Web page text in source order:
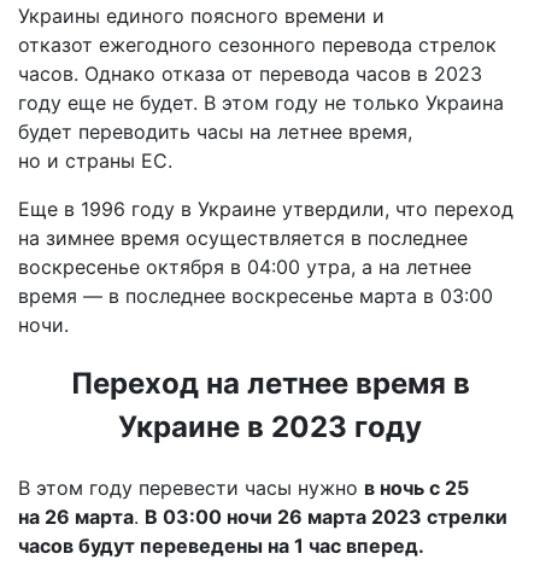
Украины единого поясного времени и
отказот ежегодного сезонного перевода стрелок
часов. Однако отказа от перевода часов в 2023
году еще не будет. В этом году не только Украина
будет переводить часы на летнее время,
но и страны ЕС.
Еще в 1996 году в Украине утвердили, что переход
на зимнее время осуществляется в последнее
воскресенье октября в 04:00 утра, а на летнее
время — в последнее воскресенье марта в 03:00
ночи.
Переход на летнее время в
Украине в 2023 году
В этом году перевести часы нужно в ночь с 25
на 26 марта. В 03:00 ночи 26 марта 2023 стрелки
часов будут переведены на 1 час вперед.